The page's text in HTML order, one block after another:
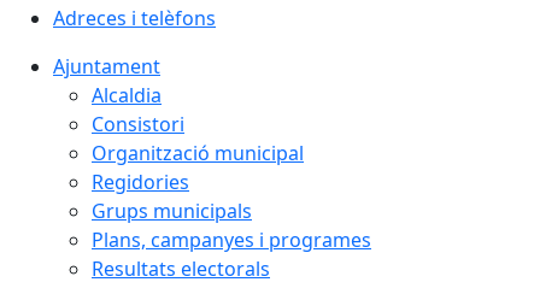
Adreces i telèfons
Ajuntament
Alcaldia
Consistori
Organització municipal
Regidories
Grups municipals
Plans, campanyes i programes
Resultats electorals